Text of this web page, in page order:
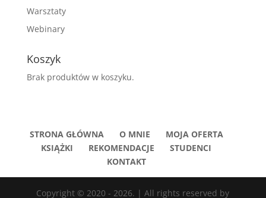
Warsztaty
Webinary
Koszyk
Brak produktów w koszyku.
STRONA GŁÓWNA O MNIE
MOJA OFERTA
KSIĄŻKI
REKOMENDACJE
STUDENCI
KONTAKT
Copyright © 2020 - 2026. | All rights reserved by